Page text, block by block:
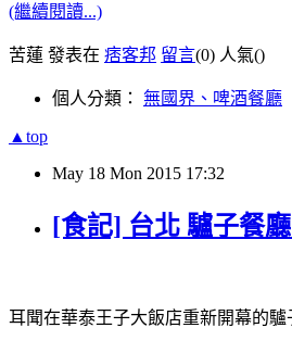
(繼續閱讀...)
苦蓮 發表在 痞客邦 留言(0) 人氣()
個人分類： 無國界、啤酒餐廳
▲top
May 18 Mon 2015 17:32
[食記] 台北 驢子餐
耳聞在華泰王子大飯店重新開幕的